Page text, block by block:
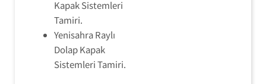
Kapak Sistemleri
Tamiri.
Yenisahra Raylı
Dolap Kapak
Sistemleri Tamiri.